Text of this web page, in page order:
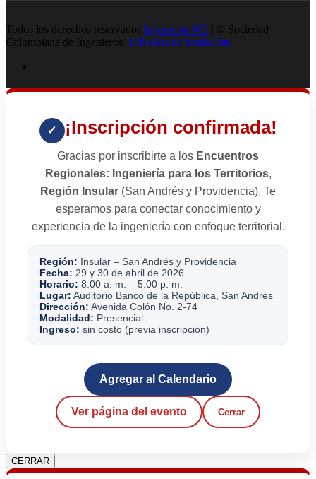
Todos los derechos reservados Ingenieria SCI | © Sociedad
Colombiana de Ingenieros. 138 años de fundación
✓ ¡Inscripción confirmada!
Gracias por inscribirte a los Encuentros
Regionales: Ingeniería para los Territorios,
Región Insular (San Andrés y Providencia). Te
esperamos para conectar conocimiento y
experiencia de la ingeniería con enfoque territorial.
Región: Insular – San Andrés y Providencia
Fecha: 29 y 30 de abril de 2026
Horario: 8:00 a. m. – 5:00 p. m.
Lugar: Auditorio Banco de la República, San Andrés
Dirección: Avenida Colón No. 2-74
Modalidad: Presencial
Ingreso: sin costo (previa inscripción)
Agregar al Calendario
Ver página del evento Cerrar
CERRAR